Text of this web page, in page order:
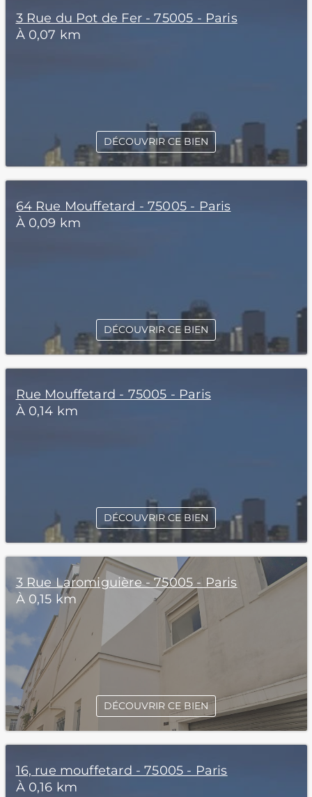
3 Rue du Pot de Fer - 75005 - Paris
À 0,07 km
DÉCOUVRIR CE BIEN
64 Rue Mouffetard - 75005 - Paris
À 0,09 km
DÉCOUVRIR CE BIEN
Rue Mouffetard - 75005 - Paris
À 0,14 km
DÉCOUVRIR CE BIEN
3 Rue Laromiguière - 75005 - Paris
À 0,15 km
DÉCOUVRIR CE BIEN
16, rue mouffetard - 75005 - Paris
À 0,16 km